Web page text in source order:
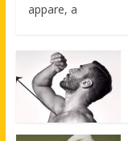
appare, a